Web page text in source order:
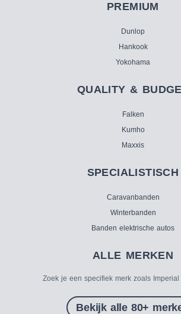
PREMIUM
Dunlop
Hankook
Yokohama
QUALITY &
Falken
Kumho
Maxxis
SPECIALISTISCH
Caravanbanden
Winterbanden
Banden elektrische autos
ALLE MERKEN
Zoek je een specifiek merk zoals
Bekijk alle 80+